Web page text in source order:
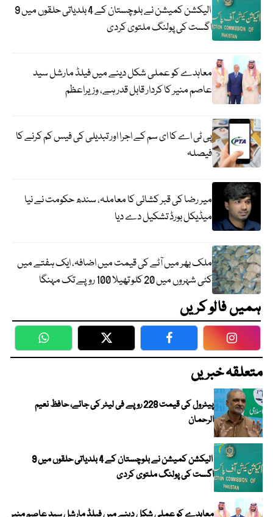
الیکشن کمیشن نے بلوچستان کے 4 بلدیاتی حلقوں میں 9
اگست کی پولنگ ملتوی کردی
معاہدے کو عملی شکل دینے میں فیلڈ مارشل سید
عاصم منیر کا کردار قابل قدر ہے، وزیراعظم
پی ٹی اے کا ای سم کے اجرا اور تبدیلی کی فیس کم کرنے کا
فیصلہ
میر رضا کی قبر کشائی کا معاملہ، سندھ حکومت نے نیا
میڈیکل بورڈ تشکیل دے دیا
ملک بھر میں آٹے کی قیمت میں اضافہ، ایک ہفتے میں
کئی شہروں میں 20 کلو تھیلا 100 روپے تک مہنگا
ہمیں فالو کریں
WhatsApp Twitter Facebook
متعلقہ خبریں
پیٹرول کی قیمت 228 روپے فی لیٹر کی جائے، حافظ نعیم
الرحمان
الیکشن کمیشن نے بلوچستان کے 4 بلدیاتی حلقوں میں 9
اگست کی پولنگ ملتوی کردی